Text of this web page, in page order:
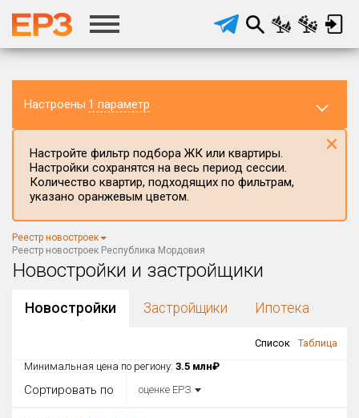
Настроены 1 параметр
Регион ЖК
×
Республика Мордовия
Район в регионе
Все
Все
Район в городе
Настройте фильтр подбора ЖК или квартиры.
Настройки сохранятся на весь период сессии.
Количество квартир, подходящих по фильтрам,
указано оранжевым цветом.
×
Реестр новостроек
Реестр новостроек Республика Мордовия
Новостройки и застройщики
Новостройки Застройщики Ипотека
Список
Таблица
Минимальная цена по региону: 3.5 млн₽
Сортировать по оценке ЕРЗ